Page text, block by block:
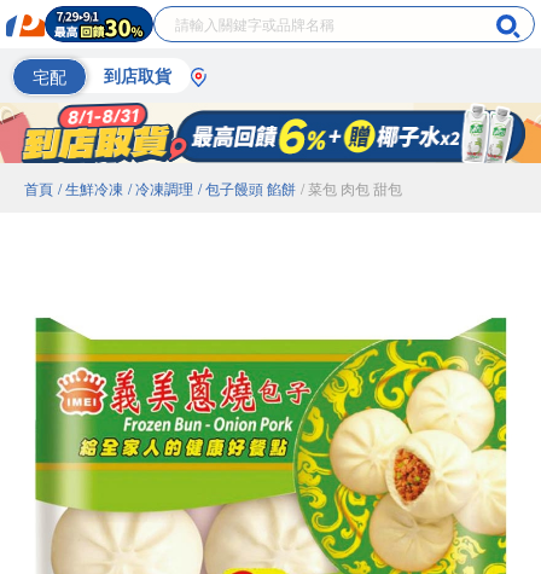
宅配 到店取貨
首頁 / 生鮮冷凍 / 冷凍調理 / 包子饅頭 餡餅 / 菜包 肉包 甜包